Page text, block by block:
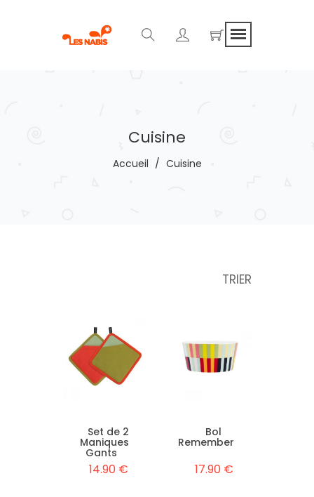
Cuisine
Accueil / Cuisine
TRIER
Set de 2
Maniques
Gants
14.90 €
Bol
Remember
17.90 €